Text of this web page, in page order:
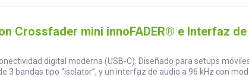
Crossfader mini innoFADER® e Interfaz
digital moderna (USB-C). Diseñado para setups
3 bandas tipo “isolator”, y un interfaz de audio a 96 kHz con